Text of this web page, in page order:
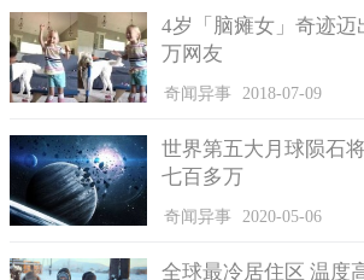
4岁「脑瘫女」奇迹迈
万网友
奇闻异事 2018-07-09
世界第五大月球陨石
七百多万
奇闻异事 2020-05-06
全球最冷居住区 温度